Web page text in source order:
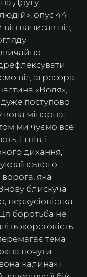
на Другу
опус 44
написав під
від агресора.
«Воля»,
дуже поступово
вона мінорна,
ми чуємо все
і гнів, і
дихання,
яка
блискуча
перкусіоністка
боротьба не
жорстокість.
тема
почути
калина» і